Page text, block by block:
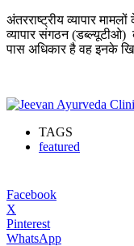
अंतरराष्ट्रीय व्यापार
व्यापार संगठन
पास अधिकार है वह इनके
TAGS
featured
Facebook
X
Pinterest
WhatsApp